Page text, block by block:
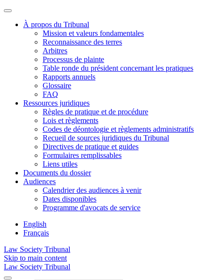
À propos du Tribunal
Mission et valeurs fondamentales
Reconnaissance des terres
Arbitres
Processus de plainte
Table ronde du président concernant les pratiques
Rapports annuels
Glossaire
FAQ
Ressources juridiques
Règles de pratique et de procédure
Lois et règlements
Codes de déontologie et règlements administratifs
Recueil de sources juridiques du Tribunal
Directives de pratique et guides
Formulaires remplissables
Liens utiles
Documents du dossier
Audiences
Calendrier des audiences à venir
Dates disponibles
Programme d'avocats de service
English
Français
Law Society Tribunal
Skip to main content
Law Society Tribunal